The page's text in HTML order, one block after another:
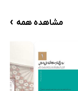
مشاهده همه ›